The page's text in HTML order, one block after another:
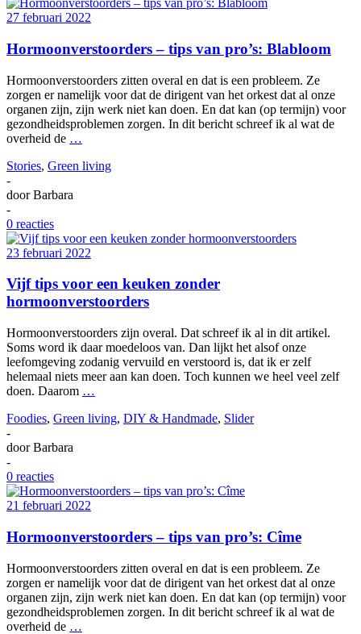
27 februari 2022
Hormoonverstoorders – tips van pro’s: Blabloom
Hormoonverstoorders zitten overal en dat is een probleem. Ze
zorgen er namelijk voor dat de dirigent van het orkest dat al onze
organen zijn, zijn werk niet kan doen. En dat kan (op termijn) voor
gezondheidsproblemen zorgen. In dit bericht schreef ik al wat de
overheid de …
Stories, Green living
-
doorBarbara
-
0 reacties
23 februari 2022
Vijf tips voor een keuken zonder
hormoonverstoorders
Hormoonverstoorders zijn overal. Dat schreef ik al in dit artikel.
Soms word ik daar moedeloos van. Dan lijkt het alsof onze
leefomgeving zodanig vervuild en verstoord is, dat ik er zelf
helemaal niets meer aan kan doen. Toch kunnen we heel veel zelf
doen. Daarom …
Foodies, Green living, DIY & Handmade, Slider
-
doorBarbara
-
0 reacties
21 februari 2022
Hormoonverstoorders – tips van pro’s: Cîme
Hormoonverstoorders zitten overal en dat is een probleem. Ze
zorgen er namelijk voor dat de dirigent van het orkest dat al onze
organen zijn, zijn werk niet kan doen. En dat kan (op termijn) voor
gezondheidsproblemen zorgen. In dit bericht schreef ik al wat de
overheid de …